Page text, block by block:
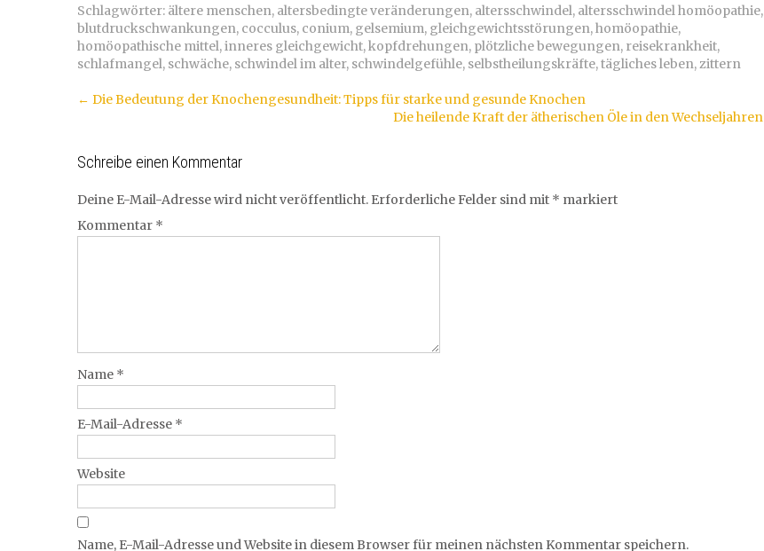
Schlagwörter: ältere menschen, altersbedingte veränderungen, altersschwindel, altersschwindel homöopathie,
blutdruckschwankungen, cocculus, conium, gelsemium, gleichgewichtsstörungen,homöopathie,
homöopathische mittel,inneres gleichgewicht,kopfdrehungen, plötzliche bewegungen, reisekrankheit,
schlafmangel, schwäche, schwindel im alter, schwindelgefühle, selbstheilungskräfte,tägliches leben,zittern
Artikel-
← Die Bedeutung der Knochengesundheit: Tipps für starke und gesunde Knochen
Die heilende Kraft der ätherischen Öle in den Wechseljahren
Schreibe einen Kommentar
Deine E-Mail-Adresse wird nicht veröffentlicht. Erforderliche Felder sind mit * markiert
Kommentar *
Name *
E-Mail-Adresse *
Website
Name, E-Mail-Adresse und Website in diesem Browser für meinen nächsten Kommentar speichern.